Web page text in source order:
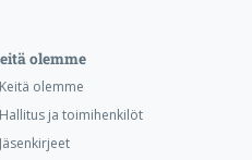
olemme
Keitä olemme
Hallitus ja toimihenkilöt
Jäsenkirjeet